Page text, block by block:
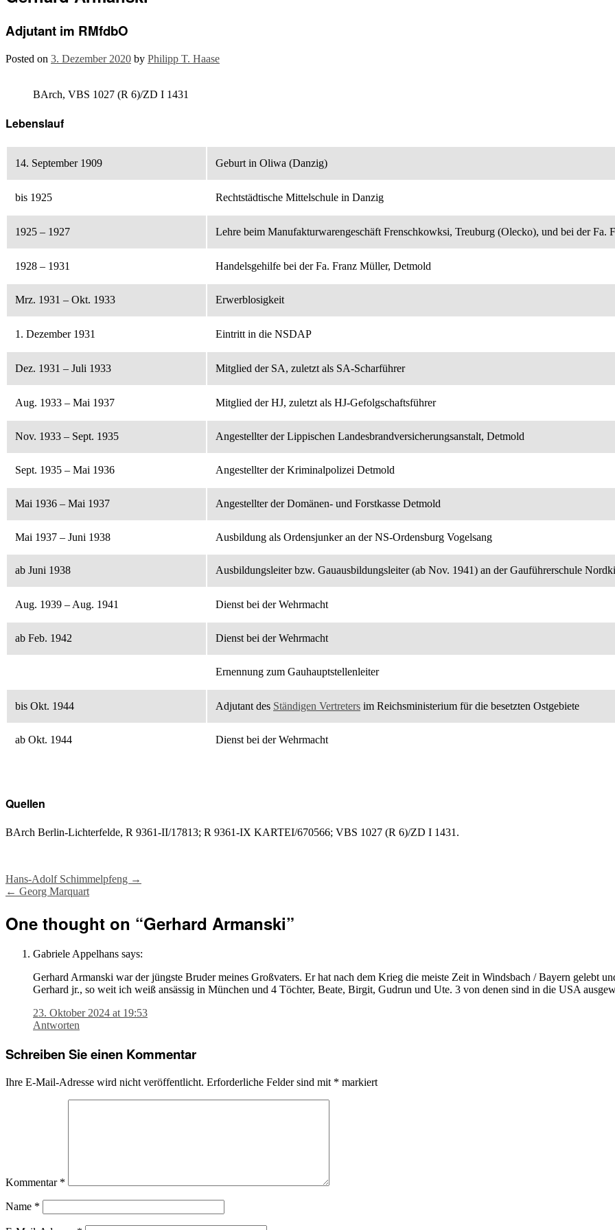
Adjutant im RMfdbO
Posted on 3. Dezember 2020 by Philipp T. Haase
BArch, VBS 1027 (R 6)/ZD I 1431
Lebenslauf
14. September 1909 Geburt in Oliwa (Danzig)
bis 1925 Rechtstädtische Mittelschule in Danzig
1925 – 1927 Lehre beim Manufakturwarengeschäft Frenschkowksi, Treuburg (Olecko), und bei der Fa.
1928 – 1931 Handelsgehilfe bei der Fa. Franz Müller, Detmold
Mrz. 1931 – Okt. 1933 Erwerblosigkeit
1. Dezember 1931 Eintritt in die NSDAP
Dez. 1931 – Juli 1933 Mitglied der SA, zuletzt als SA-Scharführer
Aug. 1933 – Mai 1937 Mitglied der HJ, zuletzt als HJ-Gefolgschaftsführer
Nov. 1933 – Sept. 1935 Angestellter der Lippischen Landesbrandversicherungsanstalt, Detmold
Sept. 1935 – Mai 1936 Angestellter der Kriminalpolizei Detmold
Mai 1936 – Mai 1937 Angestellter der Domänen- und Forstkasse Detmold
Mai 1937 – Juni 1938 Ausbildung als Ordensjunker an der NS-Ordensburg Vogelsang
ab Juni 1938 Ausbildungsleiter bzw. Gauausbildungsleiter (ab Nov. 1941) an der Gauführerschule
Aug. 1939 – Aug. 1941 Dienst bei der Wehrmacht
ab Feb. 1942 Dienst bei der Wehrmacht
Ernennung zum Gauhauptstellenleiter
bis Okt. 1944 Adjutant des Ständigen Vertreters im Reichsministerium für die besetzten Ostgebiete
ab Okt. 1944 Dienst bei der Wehrmacht
Quellen
BArch Berlin-Lichterfelde, R 9361-II/17813; R 9361-IX KARTEI/670566; VBS 1027 (R 6)/ZD I 1431.
Post
Hans-Adolf Schimmelpfeng →
← Georg Marquart
One thought on “Gerhard Armanski”
Gabriele Appelhans says:
Gerhard Armanski war der jüngste Bruder meines Großvaters. Er hat nach dem Krieg die meiste Zeit in Windsbach / Bayern gelebt
Gerhard jr., so weit ich weiß ansässig in München und 4 Töchter, Beate, Birgit, Gudrun und Ute. 3 von denen sind in die USA
23. Oktober 2024 at 19:53
Antworten
Schreiben Sie einen Kommentar
Ihre E-Mail-Adresse wird nicht veröffentlicht. Erforderliche Felder sind mit * markiert
Kommentar *
Name *